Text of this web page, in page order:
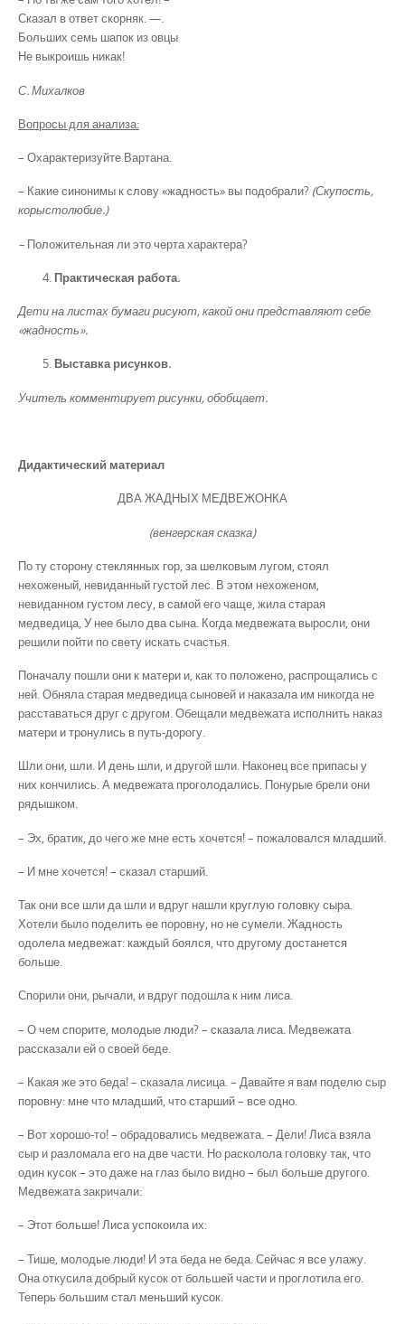
Сказал в ответ скорняк. —.
Больших семь шапок из овцы
Не выкроишь никак!
С. Михалков
Вопросы для анализа:
– Охарактеризуйте Вартана.
– Какие синонимы к слову «жадность» вы подобрали? (Скупость,
корыстолюбие.)
– Положительная ли это черта характера?
Практическая работа.
Дети на листах бумаги рисуют, какой они представляют себе
«жадность».
Выставка рисунков.
Учитель комментирует рисунки, обобщает.
Дидактический материал
ДВА ЖАДНЫХ МЕДВЕЖОНКА
(венгерская сказка)
По ту сторону стеклянных гор, за шелковым лугом, стоял
нехоженый, невиданный густой лес. В этом нехоженом,
невиданном густом лесу, в самой его чаще, жила старая
медведица, У нее было два сына. Когда медвежата выросли, они
решили пойти по свету искать счастья.
Поначалу пошли они к матери и, как то положено, распрощались с
ней. Обняла старая медведица сыновей и наказала им никогда не
расставаться друг с другом. Обещали медвежата исполнить наказ
матери и тронулись в путь-дорогу.
Шли они, шли. И день шли, и другой шли. Наконец все припасы у
них кончились. А медвежата проголодались. Понурые брели они
рядышком.
– Эх, братик, до чего же мне есть хочется! – пожаловался младший.
– И мне хочется! – сказал старший.
Так они все шли да шли и вдруг нашли круглую головку сыра.
Хотели было поделить ее поровну, но не сумели. Жадность
одолела медвежат: каждый боялся, что другому достанется
больше.
Спорили они, рычали, и вдруг подошла к ним лиса.
– О чем спорите, молодые люди? – сказала лиса. Медвежата
рассказали ей о своей беде.
– Какая же это беда! – сказала лисица. – Давайте я вам поделю сыр
поровну: мне что младший, что старший – все одно.
– Вот хорошо-то! – обрадовались медвежата. – Дели! Лиса взяла
сыр и разломала его на две части. Но расколола головку так, что
один кусок – это даже на глаз было видно – был больше другого.
Медвежата закричали:
– Этот больше! Лиса успокоила их:
– Тише, молодые люди! И эта беда не беда. Сейчас я все улажу.
Она откусила добрый кусок от большей части и проглотила его.
Теперь большим стал меньший кусок.